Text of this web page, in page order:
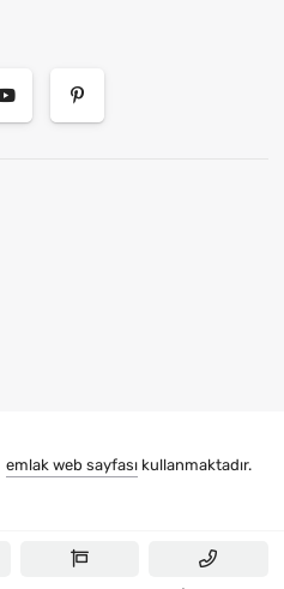
emlak web sayfasıkullanmaktadır.